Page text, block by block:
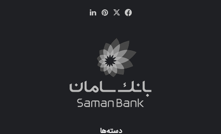
فیسX ‫پین‌ترست
دسته‌ها